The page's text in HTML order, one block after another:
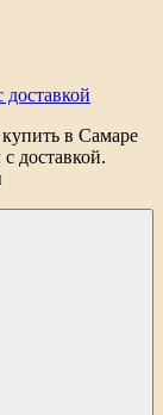
в Самаре
доставкой.